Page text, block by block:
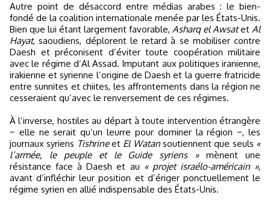
Autre point de désaccord entre médias arabes : le bien-
fondé de la coalition internationale menée par les États-Unis.
Bien que lui étant largement favorable, Asharq el Awsatet Al
Hayat, saoudiens, déplorent le retard à se mobiliser contre
Daesh et préconisent d’éviter toute coopération militaire
avec le régime d’Al Assad. Imputant aux politiques iranienne,
irakienne et syrienne l’origine de Daesh et la guerre fratricide
entre sunnites et chiites, les affrontements dans la région ne
cesseraient qu’avec le renversement de ces régimes.
À l’inverse, hostiles au départ à toute intervention étrangère
− elle ne serait qu’un leurre pour dominer la région −, les
journaux syriens Tishrineet El Watansoutiennent que seuls «
l’armée, le peuple et le Guide syriens »mènent une
résistance face à Daesh et au « projet israélo-américain »,
avant d’infléchir leur position et d’ériger ponctuellement le
régime syrien en allié indispensable des États-Unis.